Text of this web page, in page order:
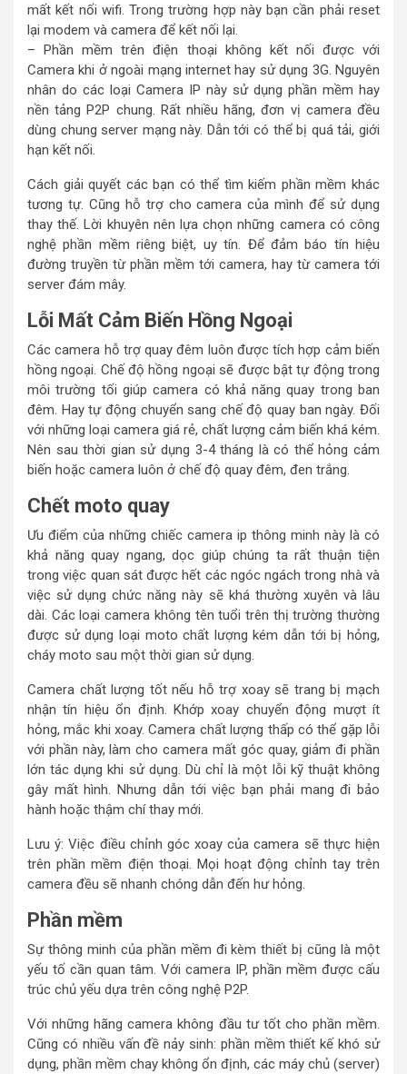
mất kết nối wifi. Trong trường hợp này bạn cần phải reset
lại modem và camera để kết nối lại.
– Phần mềm trên điện thoại không kết nối được với
Camera khi ở ngoài mạng internet hay sử dụng 3G. Nguyên
nhân do các loại Camera IP này sử dụng phần mềm hay
nền tảng P2P chung. Rất nhiều hãng, đơn vị camera đều
dùng chung server mạng này. Dẫn tới có thể bị quá tải, giới
hạn kết nối.
Cách giải quyết các bạn có thể tìm kiếm phần mềm khác
tương tự. Cũng hỗ trợ cho camera của mình để sử dụng
thay thế. Lời khuyên nên lựa chọn những camera có công
nghệ phần mềm riêng biệt, uy tín. Để đảm báo tín hiệu
đường truyền từ phần mềm tới camera, hay từ camera tới
server đám mây.
Lỗi Mất Cảm Biến Hồng Ngoại
Các camera hỗ trợ quay đêm luôn được tích hợp cảm biến
hồng ngoại. Chế độ hồng ngoại sẽ được bật tự động trong
môi trường tối giúp camera có khả năng quay trong ban
đêm. Hay tự động chuyển sang chế độ quay ban ngày. Đối
với những loại camera giá rẻ, chất lượng cảm biến khá kém.
Nên sau thời gian sử dụng 3-4 tháng là có thể hỏng cảm
biến hoặc camera luôn ở chế độ quay đêm, đen trắng.
Chết moto quay
Ưu điểm của những chiếc camera ip thông minh này là có
khả năng quay ngang, dọc giúp chúng ta rất thuận tiện
trong việc quan sát được hết các ngóc ngách trong nhà và
việc sử dụng chức năng này sẽ khá thường xuyên và lâu
dài. Các loại camera không tên tuổi trên thị trường thường
được sử dụng loại moto chất lượng kém dẫn tới bị hỏng,
cháy moto sau một thời gian sử dụng.
Camera chất lượng tốt nếu hỗ trợ xoay sẽ trang bị mạch
nhận tín hiệu ổn định. Khớp xoay chuyển động mượt ít
hỏng, mắc khi xoay. Camera chất lượng thấp có thể gặp lỗi
với phần này, làm cho camera mất góc quay, giảm đi phần
lớn tác dụng khi sử dụng. Dù chỉ là một lỗi kỹ thuật không
gây mất hình. Nhưng dẫn tới việc bạn phải mang đi bảo
hành hoặc thậm chí thay mới.
Lưu ý: Việc điều chỉnh góc xoay của camera sẽ thực hiện
trên phần mềm điện thoại. Mọi hoạt động chỉnh tay trên
camera đều sẽ nhanh chóng dẫn đến hư hỏng.
Phần mềm
Sự thông minh của phần mềm đi kèm thiết bị cũng là một
yếu tố cần quan tâm. Với camera IP, phần mềm được cấu
trúc chủ yếu dựa trên công nghệ P2P.
Với những hãng camera không đầu tư tốt cho phần mềm.
Cũng có nhiều vấn đề nảy sinh: phần mềm thiết kế khó sử
dụng, phần mềm chay không ổn định, các máy chủ (server)